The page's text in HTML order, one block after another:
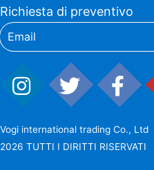
Richiesta di preventivo
Vogi international trading Co., Ltd
2026 TUTTI I DIRITTI RISERVATI